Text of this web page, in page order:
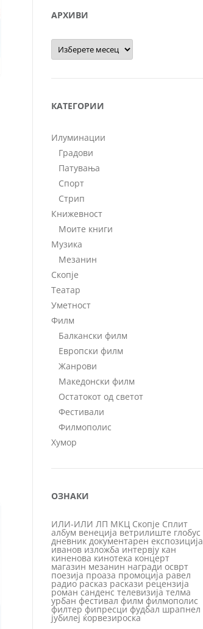
АРХИВИ
Архиви
КАТЕГОРИИ
Илуминации
Градови
Патувања
Спорт
Стрип
Книжевност
Моите книги
Музика
Мезанин
Скопје
Театар
Уметност
Филм
Балкански филм
Европски филм
Жанрови
Македонски филм
Остатокот од светот
Фестивали
Филмополис
Хумор
ОЗНАКИ
ИЛИ-ИЛИ ЛП МКЦ Скопје Сплит
албум венеција ветрилиште глобус
дневник документарен експозиција
иванов изложба интервју кан
киненова кинотека концерт
магазин мезанин награди осврт
поезија проаза промоција равел
радио расказ раскази рецензија
роман санденс телевизија телма
урбан фестивал филм филмополис
филтер фипресци фудбал шрапнел
јубилеј ќорвезироска